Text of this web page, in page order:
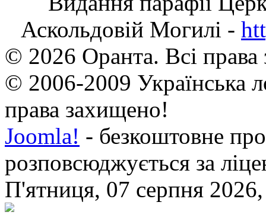
Аскольдовій Могилі -
© 2026 Оранта. Всі
© 2006-2009 Українська
права захищено!
Joomla! - безкоштовне
розповсюджується за
П'ятниця, 07 серпня